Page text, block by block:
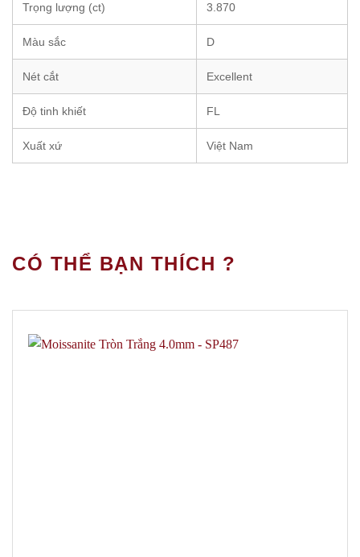
Trọng lượng (ct) 3.870
Màu sắc D
Nét cắt Excellent
Độ tinh khiết FL
Xuất xứ Việt Nam
CÓ THỂ BẠN THÍCH ?